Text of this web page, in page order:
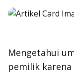
Mengetahui
pemilik